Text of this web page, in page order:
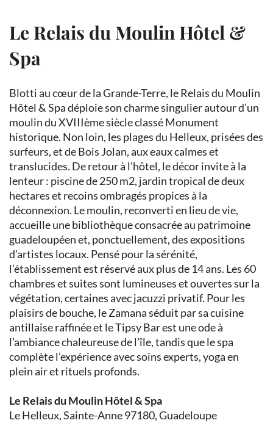
Le Relais du Moulin Hôtel &
Spa
Blotti au cœur de la Grande-Terre, le Relais du Moulin
Hôtel & Spa déploie son charme singulier autour d’un
moulin du XVIIIème siècle classé Monument
historique. Non loin, les plages du Helleux, prisées des
surfeurs, et de Bois Jolan, aux eaux calmes et
translucides. De retour à l’hôtel, le décor invite à la
lenteur : piscine de 250 m2, jardin tropical de deux
hectares et recoins ombragés propices à la
déconnexion. Le moulin, reconverti en lieu de vie,
accueille une bibliothèque consacrée au patrimoine
guadeloupéen et, ponctuellement, des expositions
d’artistes locaux. Pensé pour la sérénité,
l’établissement est réservé aux plus de 14 ans. Les 60
chambres et suites sont lumineuses et ouvertes sur la
végétation, certaines avec jacuzzi privatif. Pour les
plaisirs de bouche, le Zamana séduit par sa cuisine
antillaise raffinée et le Tipsy Bar est une ode à
l’ambiance chaleureuse de l’île, tandis que le spa
complète l’expérience avec soins experts, yoga en
plein air et rituels profonds.
Le Relais du Moulin Hôtel & Spa
Le Helleux, Sainte-Anne 97180, Guadeloupe